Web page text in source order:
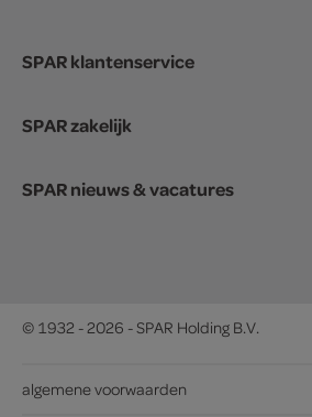
SPAR klantenservice
SPAR zakelijk
SPAR nieuws & vacatures
© 1932 - 2026 - SPAR Holding B.V.
algemene voorwaarden